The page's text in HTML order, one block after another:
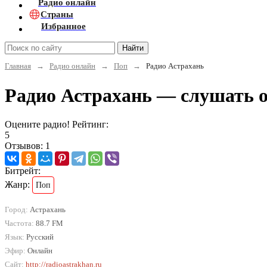
Радио онлайн
Страны
Избранное
Найти
Главная
→ Радио онлайн → Поп → Радио Астрахань
Радио Астрахань — слушать
Оцените радио! Рейтинг:
5
Отзывов: 1
Битрейт:
Жанр:
Поп
Город: Астрахань
Частота: 88.7 FM
Язык: Русский
Эфир: Онлайн
Сайт: http://radioastrakhan.ru